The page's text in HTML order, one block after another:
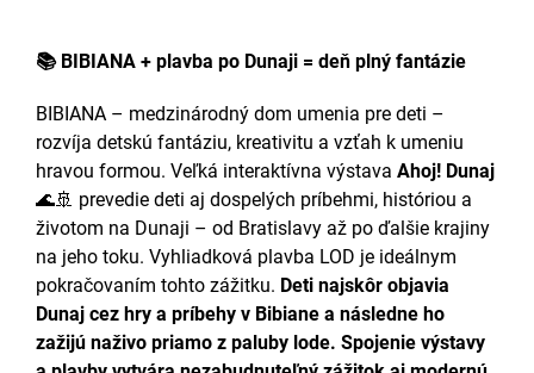
📚 BIBIANA + plavba po Dunaji = deň plný fantázie
BIBIANA – medzinárodný dom umenia pre deti –
rozvíja detskú fantáziu, kreativitu a vzťah k umeniu
hravou formou. Veľká interaktívna výstava Ahoj! Dunaj
🌊🚢 prevedie deti aj dospelých príbehmi, históriou a
životom na Dunaji – od Bratislavy až po ďalšie krajiny
na jeho toku. Vyhliadková plavba LOD je ideálnym
pokračovaním tohto zážitku. Deti najskôr objavia
Dunaj cez hry a príbehy v Bibiane a následne ho
zažijú naživo priamo z paluby lode. Spojenie výstavy